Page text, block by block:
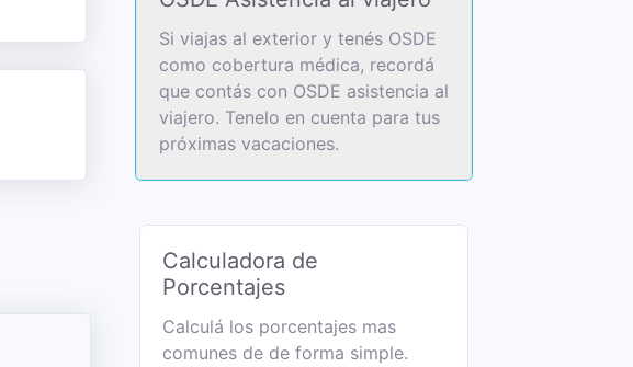
Si viajas al exterior y tenés OSDE
como cobertura médica, recordá
que contás con OSDE asistencia al
viajero. Tenelo en cuenta para tus
próximas vacaciones.
Calculadora de
Porcentajes
Calculá los porcentajes mas
comunes de de forma simple.